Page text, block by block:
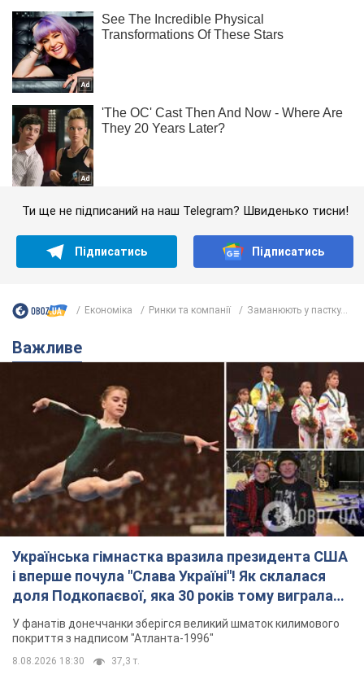
Ти ще не підписаний на наш Telegram? Швиденько тисни!
Підписатись Підписатись
Економіка Ринки та компанії Заманюють у пастку...
Важливе
Українська гімнастка вразила президента США
і вперше почула "Слава Україні"! Як склалася
доля Подкопаєвої, яка 30 років тому виграла
"золото" Олімпіади
У фанатів донеччанки зберігся великий шматок килимового
покриття з надписом "Атланта-1996"
8.08.2026 18:30 37,3 т.